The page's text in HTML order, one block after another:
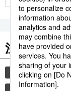
注目のキー
共同通信ニュース